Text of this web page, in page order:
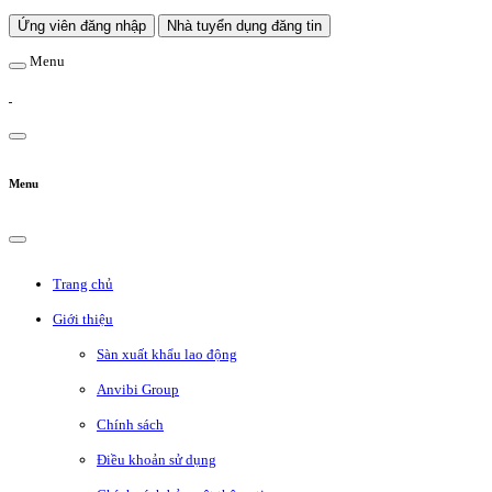
Ứng viên đăng nhập Nhà tuyển dụng đăng tin
Menu
Menu
Trang chủ
Giới thiệu
Sàn xuất khẩu lao động
Anvibi Group
Chính sách
Điều khoản sử dụng